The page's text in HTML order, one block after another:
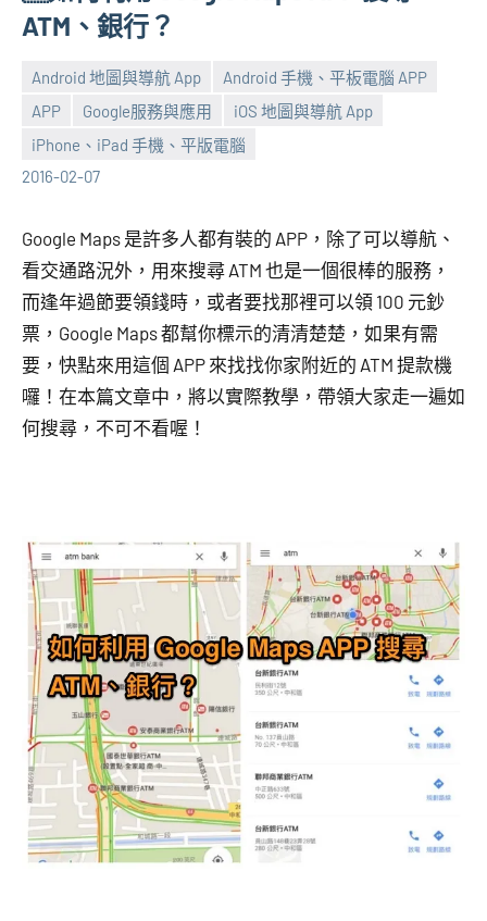
ATM、銀行？
Android 地圖與導航 App
Android 手機、平板電腦 APP
APP
Google服務與應用
iOS 地圖與導航 App
iPhone、iPad 手機、平版電腦
2016-02-07
張
海
No
comments
Google Maps 是許多人都有裝的 APP，除了可以導航、
看交通路況外，用來搜尋 ATM 也是一個很棒的服務，
而逢年過節要領錢時，或者要找那裡可以領 100 元鈔
票，Google Maps 都幫你標示的清清楚楚，如果有需
要，快點來用這個 APP 來找找你家附近的 ATM 提款機
囉！在本篇文章中，將以實際教學，帶領大家走一遍如
何搜尋，不可不看喔！